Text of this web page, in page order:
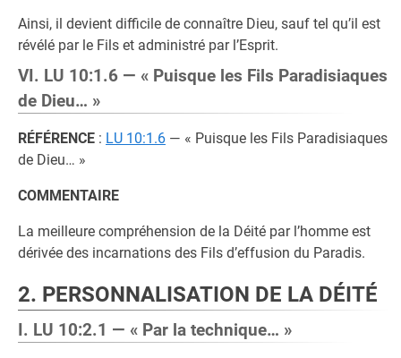
Ainsi, il devient difficile de connaître Dieu, sauf tel qu’il est
révélé par le Fils et administré par l’Esprit.
VI. LU 10:1.6 — « Puisque les Fils Paradisiaques
de Dieu… »
RÉFÉRENCE : LU 10:1.6 — « Puisque les Fils Paradisiaques
de Dieu… »
COMMENTAIRE
La meilleure compréhension de la Déité par l’homme est
dérivée des incarnations des Fils d’effusion du Paradis.
2. PERSONNALISATION DE LA DÉITÉ
I. LU 10:2.1 — « Par la technique… »